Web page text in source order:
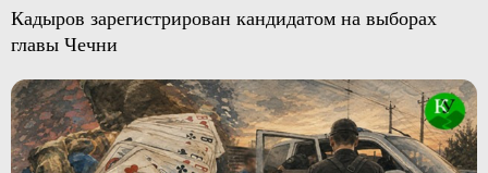
Кадыров зарегистрирован кандидатом на выборах
главы Чечни